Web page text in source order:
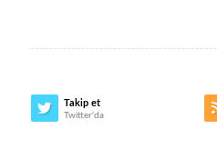
Takip et
Twitter'da